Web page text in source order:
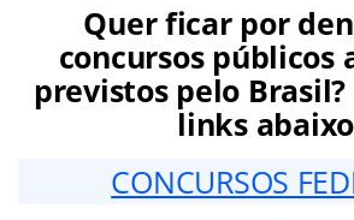
Quer ficar por
concursos públicos
previstos pelo
links
CONCURSOS